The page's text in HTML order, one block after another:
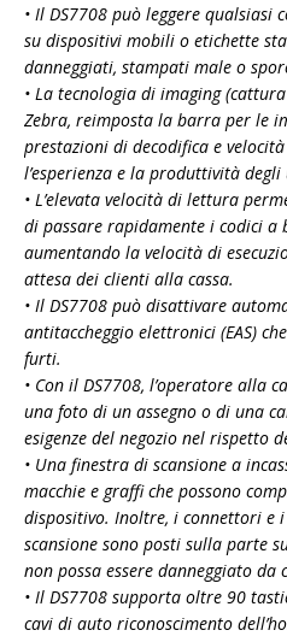
• Il DS7708 può leggere qualsiasi
su dispositivi mobili o etichette
danneggiati, stampati male o
• La tecnologia di imaging
Zebra, reimposta la barra per le
prestazioni di decodifica e
l’esperienza e la produttività
• L’elevata velocità di lettura
di passare rapidamente i codici
aumentando la velocità di
attesa dei clienti alla cassa.
• Il DS7708 può disattivare
antitaccheggio elettronici (EAS)
furti.
• Con il DS7708, l’operatore alla
una foto di un assegno o di una
esigenze del negozio nel rispetto
• Una finestra di scansione a
macchie e graffi che possono
dispositivo. Inoltre, i connettori e
scansione sono posti sulla parte
non possa essere danneggiato
• Il DS7708 supporta oltre 90
cavi di auto riconoscimento